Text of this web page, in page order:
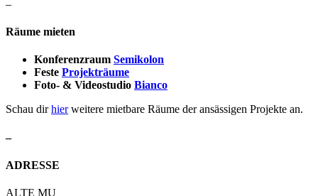
–
Räume mieten
Konferenzraum Semikolon
Feste Projekträume
Foto- & Videostudio Bianco
Schau dirhierweitere mietbare Räume der ansässigen Projekte an.
–
ADRESSE
ALTE MU